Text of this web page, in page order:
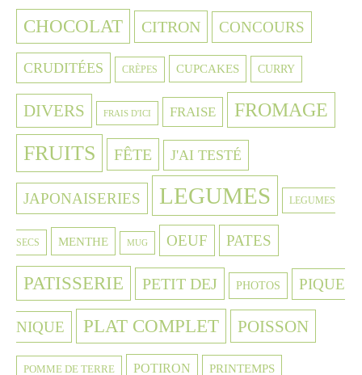
CHOCOLAT CITRON CONCOURS
CRUDITÉES CRÈPES CUPCAKES CURRY
DIVERS FRAIS D'ICI FRAISE FROMAGE
FRUITS FÊTE J'AI TESTÉ
JAPONAISERIES LEGUMES LEGUMES
SECS MENTHE MUG OEUF PATES
PATISSERIE PETIT DEJ PHOTOS PIQUE
NIQUE PLAT COMPLET POISSON
POMME DE TERRE POTIRON PRINTEMPS